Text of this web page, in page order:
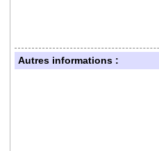
Autres informations :